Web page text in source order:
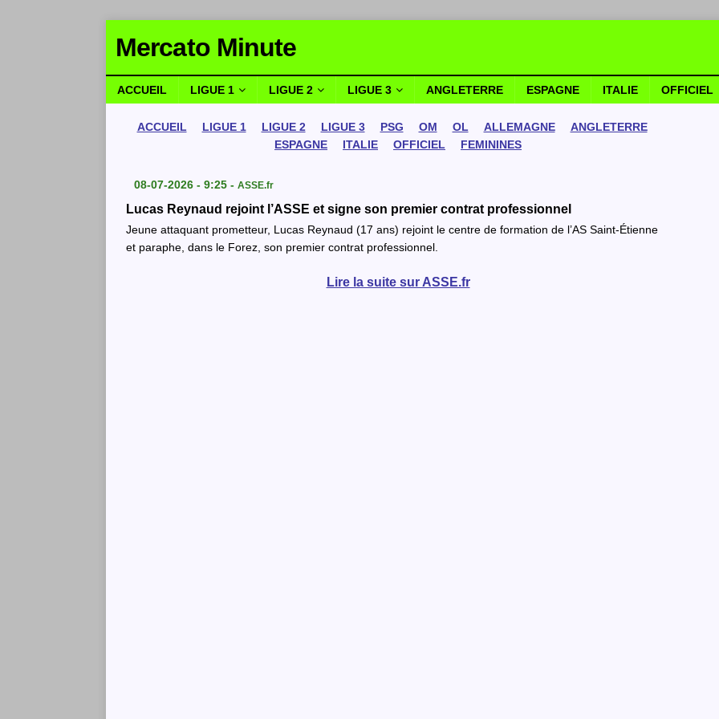
Mercato Minute
ACCUEIL LIGUE 1 LIGUE 2 LIGUE 3 ANGLETERRE ESPAGNE ITALIE OFFICIEL
ACCUEIL LIGUE 1 LIGUE 2 LIGUE 3 PSG OM OL ALLEMAGNE
ANGLETERRE
ESPAGNE
ITALIE OFFICIEL FEMININES
08-07-2026 - 9:25 - ASSE.fr
Lucas Reynaud rejoint l’ASSE et signe son premier contrat professionnel
Jeune attaquant prometteur, Lucas Reynaud (17 ans) rejoint le centre de formation de l’AS Saint-Étienne
et paraphe, dans le Forez, son premier contrat professionnel.
Lire la suite sur ASSE.fr